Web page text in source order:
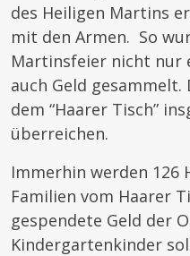
des Heiligen Martins
mit den Armen. So
Martinsfeier nicht nur
auch Geld
dem “Haarer Tisch”
überreichen.
Immerhin werden 126
Familien vom Haarer
gespendete Geld der
Kindergartenkinder